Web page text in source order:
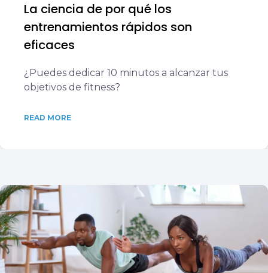
La ciencia de por qué los
entrenamientos rápidos son
eficaces
¿Puedes dedicar 10 minutos a alcanzar tus
objetivos de fitness?
READ MORE